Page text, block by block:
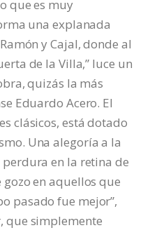
que es muy
una explanada
y Cajal, donde al
de la Villa,” luce un
quizás la más
Eduardo Acero. El
clásicos, está dotado
Una alegoría a la
en la retina de
en aquellos que
pasado fue mejor”,
que simplemente